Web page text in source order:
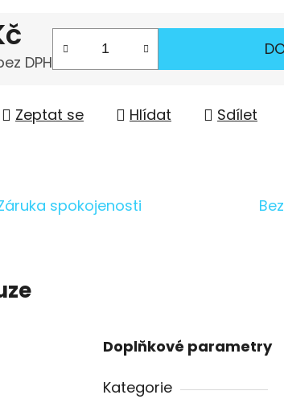
DPH
Zeptat se Hlídat Sdílet
spokojenosti
Doplňkové parametry
Kategorie